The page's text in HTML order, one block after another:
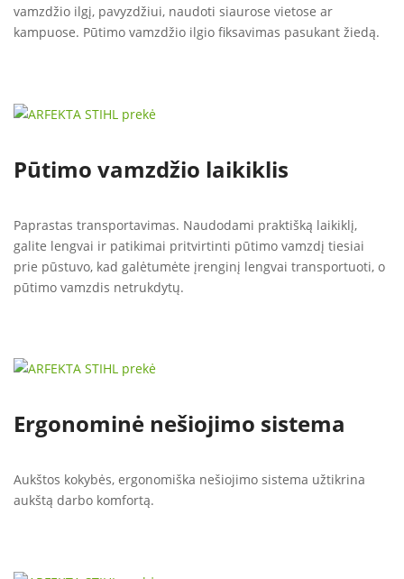
vamzdžio ilgį, pavyzdžiui, naudoti siaurose vietose ar
kampuose. Pūtimo vamzdžio ilgio fiksavimas pasukant žiedą.
Pūtimo vamzdžio laikiklis
Paprastas transportavimas. Naudodami praktišką laikiklį,
galite lengvai ir patikimai pritvirtinti pūtimo vamzdį tiesiai
prie pūstuvo, kad galėtumėte įrenginį lengvai transportuoti, o
pūtimo vamzdis netrukdytų.
Ergonominė nešiojimo sistema
Aukštos kokybės, ergonomiška nešiojimo sistema užtikrina
aukštą darbo komfortą.